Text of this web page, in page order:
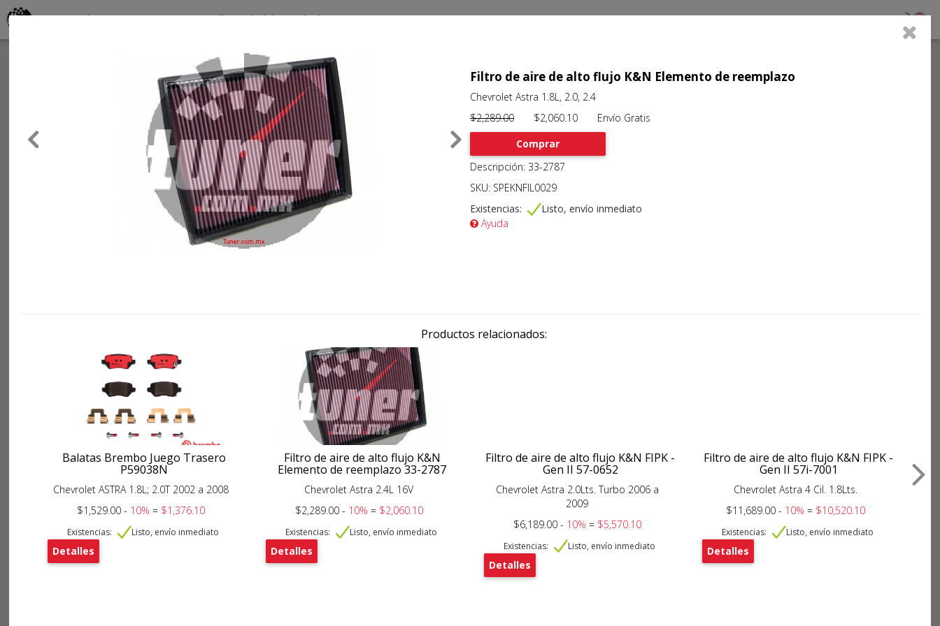
Clients
Productos por marcas Filtros de búsqueda 0
Filtro de aire de alto flujo K&N Elemento de reemplazo
Chevrolet Astra 1.8L, 2.0, 2.4
$2,289.00$2,060.10 Envío Gratis
Comprar
Descripción: 33-2787
SKU: SPEKNFIL0029
Existencias:
Listo, envío inmediato
Ayuda
Productos relacionados:
Balatas Brembo Juego Trasero
P59038N
Chevrolet ASTRA 1.8L; 2.0T 2002 a 2008
$1,529.00 - 10% = $1,376.10
Existencias: Listo, envío inmediato
Detalles
Filtro de aire de alto flujo K&N
Elemento de reemplazo 33-2787
Chevrolet Astra 2.4L 16V
$2,289.00 - 10% = $2,060.10
Existencias: Listo, envío inmediato
Detalles
Filtro de aire de alto flujo K&N FIPK -
Gen II 57-0652
Chevrolet Astra 2.0Lts. Turbo 2006 a
2009
$6,189.00 - 10% = $5,570.10
Existencias: Listo, envío inmediato
Detalles
Filtro de aire de alto flujo K&N FIPK -
Gen II 57i-7001
Chevrolet Astra 4 Cil. 1.8Lts.
$11,689.00 - 10% = $10,520.10
Existencias: Listo, envío inmediato
Detalles